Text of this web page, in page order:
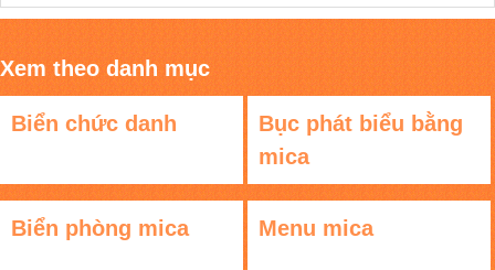
Xem theo danh mục
Biển chức danh
Bục phát biểu bằng
mica
Biển phòng mica Menu mica